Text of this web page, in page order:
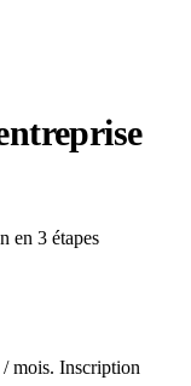
en 3 étapes
mois. Inscription